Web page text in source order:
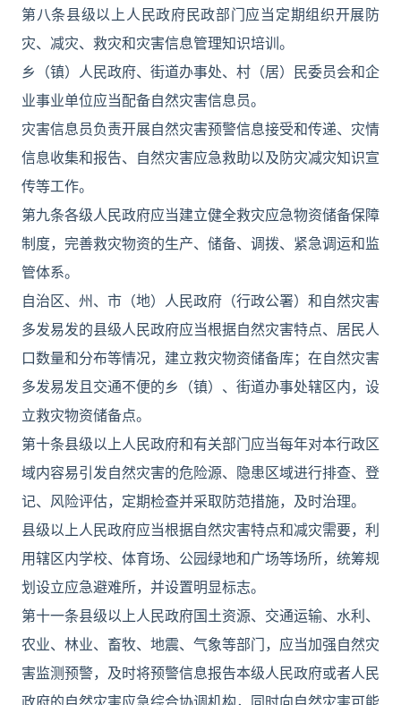
第八条县级以上人民政府民政部门应当定期组织开展防
灾、减灾、救灾和灾害信息管理知识培训。
乡（镇）人民政府、街道办事处、村（居）民委员会和企
业事业单位应当配备自然灾害信息员。
灾害信息员负责开展自然灾害预警信息接受和传递、灾情
信息收集和报告、自然灾害应急救助以及防灾减灾知识宣
传等工作。
第九条各级人民政府应当建立健全救灾应急物资储备保障
制度，完善救灾物资的生产、储备、调拨、紧急调运和监
管体系。
自治区、州、市（地）人民政府（行政公署）和自然灾害
多发易发的县级人民政府应当根据自然灾害特点、居民人
口数量和分布等情况，建立救灾物资储备库；在自然灾害
多发易发且交通不便的乡（镇）、街道办事处辖区内，设
立救灾物资储备点。
第十条县级以上人民政府和有关部门应当每年对本行政区
域内容易引发自然灾害的危险源、隐患区域进行排查、登
记、风险评估，定期检查并采取防范措施，及时治理。
县级以上人民政府应当根据自然灾害特点和减灾需要，利
用辖区内学校、体育场、公园绿地和广场等场所，统筹规
划设立应急避难所，并设置明显标志。
第十一条县级以上人民政府国土资源、交通运输、水利、
农业、林业、畜牧、地震、气象等部门，应当加强自然灾
害监测预警，及时将预警信息报告本级人民政府或者人民
政府的自然灾害应急综合协调机构，同时向自然灾害可能